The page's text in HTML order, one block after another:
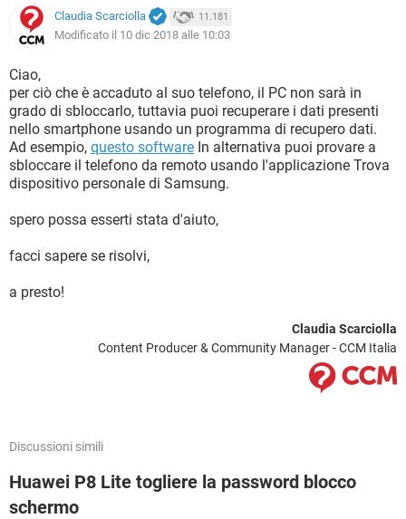
Claudia Scarciolla 11.181
Modificato il 10 dic 2018 alle 10:03
Ciao,
per ciò che è accaduto al suo telefono, il PC non sarà in
grado di sbloccarlo, tuttavia puoi recuperare i dati presenti
nello smartphone usando un programma di recupero dati.
Ad esempio, questo software In alternativa puoi provare a
sbloccare il telefono da remoto usando l'applicazione Trova
dispositivo personale di Samsung.
spero possa esserti stata d'aiuto,
facci sapere se risolvi,
a presto!
Claudia Scarciolla
Content Producer & Community Manager - CCM Italia
Discussioni simili
Huawei P8 Lite togliere la password blocco
schermo